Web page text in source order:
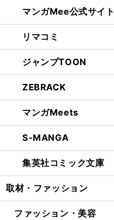
マンガMee公式サイト
リマコミ
ジャンプTOON
ZEBRACK
マンガMeets
S-MANGA
集英社コミック文庫
取材・ファッション
ファッション・美容